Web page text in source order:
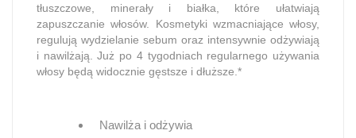
tłuszczowe, minerały i białka, które ułatwiają
zapuszczanie włosów. Kosmetyki wzmacniające włosy,
regulują wydzielanie sebum oraz intensywnie odżywiają
i nawilżają. Już po 4 tygodniach regularnego używania
włosy będą widocznie gęstsze i dłuższe.*
Nawilża i odżywia